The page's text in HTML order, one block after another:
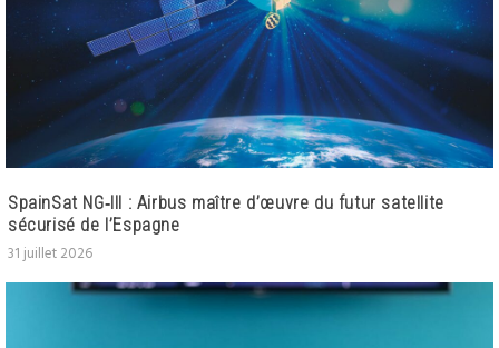
SpainSat NG‑III : Airbus maître d’œuvre du futur satellite
sécurisé de l’Espagne
31 juillet 2026